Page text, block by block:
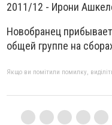
2011/12 - Ирони
Новобранец
общей группе на
Якщо ви помітили помилку,